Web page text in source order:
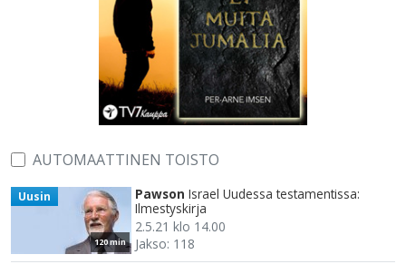
AUTOMAATTINEN TOISTO
120 min
Uusin Pawson Israel Uudessa testamentissa:
Ilmestyskirja
2.5.21 klo 14.00
Jakso: 118